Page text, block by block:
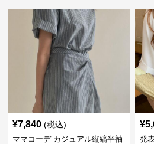
¥7,840 (税込)
ママコーデ カジュアル縦縞半袖
¥
発